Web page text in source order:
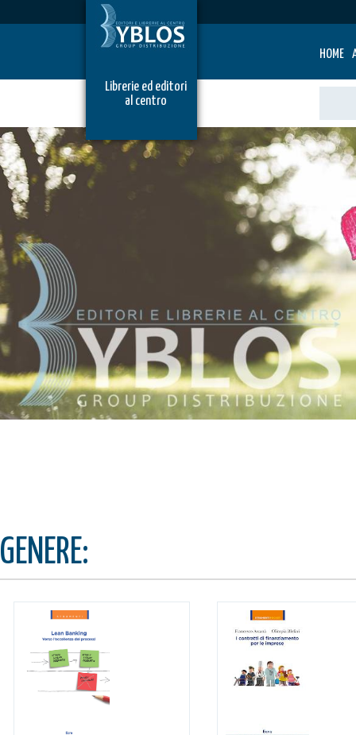
HOME
Librerie ed editori
al centro
GENERE: